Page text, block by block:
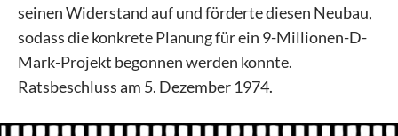
seinen Widerstand auf und förderte diesen Neubau,
sodass die konkrete Planung für ein 9-Millionen-D-
Mark-Projekt begonnen werden konnte.
Ratsbeschluss am 5. Dezember 1974.